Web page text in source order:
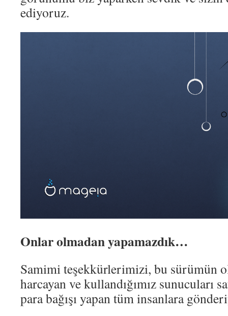
ediyoruz.
Onlar olmadan yapamazdık…
Samimi teşekkürlerimizi, bu sürümün
harcayan ve kullandığımız sunucuları
para bağışı yapan tüm insanlara